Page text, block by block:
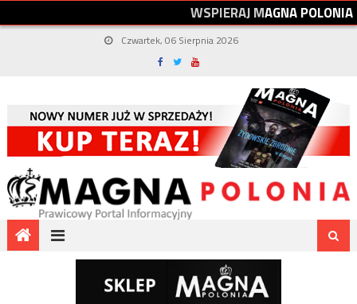
WSPIERAJMAGNAPOLONIA
Czwartek, 06 Sierpnia 2026